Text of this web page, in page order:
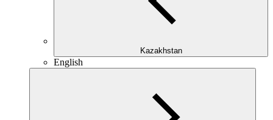
Kazakhstan
English